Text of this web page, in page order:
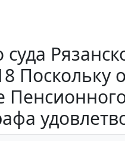
Поскольку